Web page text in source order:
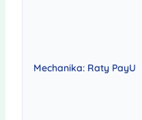
Mechanika: Raty PayU